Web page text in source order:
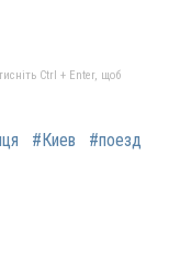
Ctrl + Enter, щоб
#Киев
#поезд